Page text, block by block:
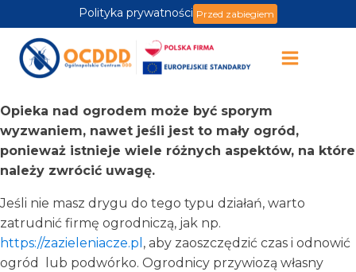
Polityka prywatności Przed zabiegiem
Opieka nad ogrodem może być sporym
wyzwaniem, nawet jeśli jest to mały ogród,
ponieważ istnieje wiele różnych aspektów, na które
należy zwrócić uwagę.
Jeśli nie masz drygu do tego typu działań, warto
zatrudnić firmę ogrodniczą, jak np.
https://zazieleniacze.pl , aby zaoszczędzić czas i odnowić
ogród lub podwórko. Ogrodnicy przywiozą własny